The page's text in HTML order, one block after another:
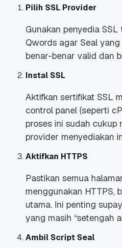
Pilih SSL Provider
Gunakan penyedia
Qwords agar Seal
benar-benar valid dan
Instal SSL
Aktifkan sertifikat SSL
control panel (seperti
proses ini sudah cukup
provider menyediakan
Aktifkan HTTPS
Pastikan semua
menggunakan HTTPS,
utama. Ini penting
yang masih “setengah
Ambil Script Seal